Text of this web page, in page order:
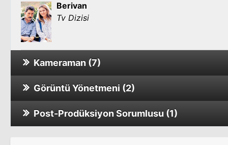
Berivan
Tv Dizisi
Kameraman (7)
Sen Benim Herşeyimsin
Sinema Filmi
Görüntü Yönetmeni (2)
Yılanların Öcü 2. Sezon
Tv Dizisi
Post-Prodüksiyon Sorumlusu (1)